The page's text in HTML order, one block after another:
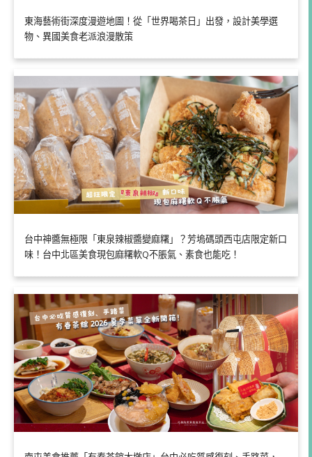
東海藝術街深度漫遊地圖！從「世界喝茶日」出發，設計美學選
物、異國美食老派浪漫散策
台中神醬無極限「東泉辣椒醬變麻糬」？芳塢碼頭西屯店限定新口
味！台中北區美食現包麻糬軟Q不脹氣、素食也能吃！